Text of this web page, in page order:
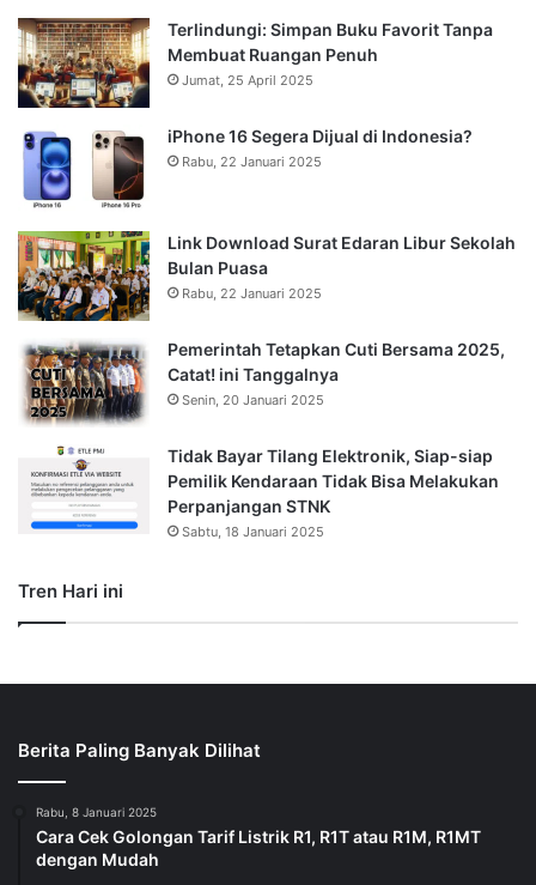
Terlindungi: Simpan Buku Favorit Tanpa
Membuat Ruangan Penuh
Jumat, 25 April 2025
iPhone 16 Segera Dijual di Indonesia?
Rabu, 22 Januari 2025
Link Download Surat Edaran Libur Sekolah
Bulan Puasa
Rabu, 22 Januari 2025
Pemerintah Tetapkan Cuti Bersama 2025,
Catat! ini Tanggalnya
Senin, 20 Januari 2025
Tidak Bayar Tilang Elektronik, Siap-siap
Pemilik Kendaraan Tidak Bisa Melakukan
Perpanjangan STNK
Sabtu, 18 Januari 2025
Tren Hari ini
Berita Paling Banyak Dilihat
Rabu, 8 Januari 2025
Cara Cek Golongan Tarif Listrik R1, R1T atau R1M, R1MT
dengan Mudah